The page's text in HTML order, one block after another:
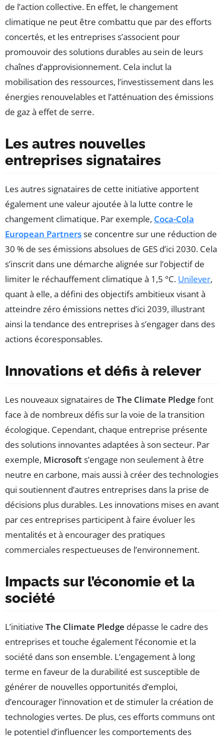
de l’action collective. En effet, le changement
climatique ne peut être combattu que par des efforts
concertés, et les entreprises s’associent pour
promouvoir des solutions durables au sein de leurs
chaînes d’approvisionnement. Cela inclut la
mobilisation des ressources, l’investissement dans les
énergies renouvelables et l’atténuation des émissions
de gaz à effet de serre.
Les autres nouvelles
entreprises signataires
Les autres signataires de cette initiative apportent
également une valeur ajoutée à la lutte contre le
changement climatique. Par exemple, Coca-Cola
European Partnersse concentre sur une réduction de
30 % de ses émissions absolues de GES d’ici 2030. Cela
s’inscrit dans une démarche alignée sur l’objectif de
limiter le réchauffement climatique à 1,5 °C. Unilever,
quant à elle, a défini des objectifs ambitieux visant à
atteindre zéro émissions nettes d’ici 2039, illustrant
ainsi la tendance des entreprises à s’engager dans des
actions écoresponsables.
Innovations et défis à relever
Les nouveaux signataires de The Climate Pledge font
face à de nombreux défis sur la voie de la transition
écologique. Cependant, chaque entreprise présente
des solutions innovantes adaptées à son secteur. Par
exemple, Microsofts’engage non seulement à être
neutre en carbone, mais aussi à créer des technologies
qui soutiennent d’autres entreprises dans la prise de
décisions plus durables. Les innovations mises en avant
par ces entreprises participent à faire évoluer les
mentalités et à encourager des pratiques
commerciales respectueuses de l’environnement.
Impacts sur l’économie et la
société
L’initiative The Climate Pledge dépasse le cadre des
entreprises et touche également l’économie et la
société dans son ensemble. L’engagement à long
terme en faveur de la durabilité est susceptible de
générer de nouvelles opportunités d’emploi,
d’encourager l’innovation et de stimuler la création de
technologies vertes. De plus, ces efforts communs ont
le potentiel d’influencer les comportements des